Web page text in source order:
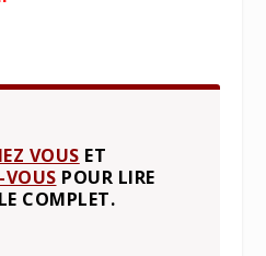
VOUS ET
VOUS POUR LIRE
COMPLET.